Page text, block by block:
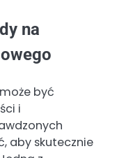
na
być
i
aby skutecznie